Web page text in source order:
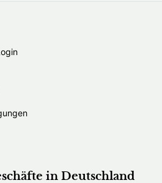
in Deutschland